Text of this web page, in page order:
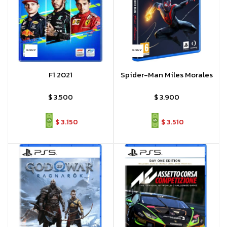
F1 2021
$3.500
$3.150
Spider-Man Miles Morales
$3.900
$3.510